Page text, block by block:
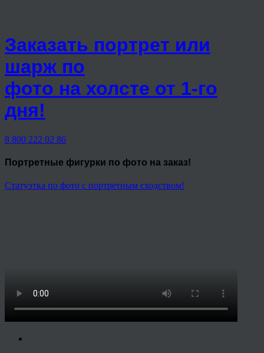
Заказать портрет или
шарж по
фото на холсте от 1-го
дня!
8 800 222 02 86
Портретные фигурки по фото на заказ!
Статуэтка по фото с портретным сходством!